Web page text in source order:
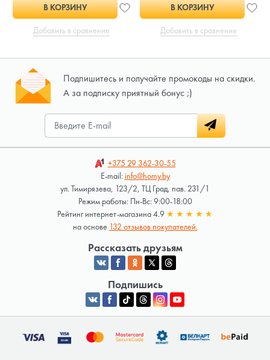
В КОРЗИНУ
Добавить в сравнение
В КОРЗИНУ
Добавить в сравнение
Подпишитесь и получайте промокоды на скидки.
А за подписку приятный бонус ;)
+375 29362-30-55
E-mail:info@homy.by
ул. Тимирязева, 123/2, ТЦ Град, пав. 231/1
Режим работы: Пн-Вс: 9:00-18:00
Рейтинг интернет-магазина 4.9 ★ ★ ★ ★ ★
на основе 132 отзывов покупателей.
Рассказать друзьям
Подпишись